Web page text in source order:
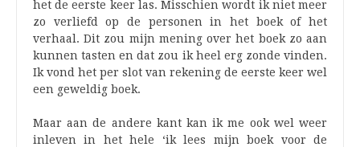
het de eerste keer las. Misschien wordt ik niet meer
zo verliefd op de personen in het boek of het
verhaal. Dit zou mijn mening over het boek zo aan
kunnen tasten en dat zou ik heel erg zonde vinden.
Ik vond het per slot van rekening de eerste keer wel
een geweldig boek.
Maar aan de andere kant kan ik me ook wel weer
inleven in het hele ‘ik lees mijn boek voor de